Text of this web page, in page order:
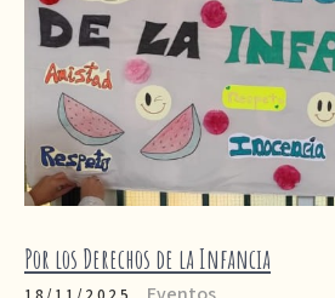
Por los Derechos de la Infancia